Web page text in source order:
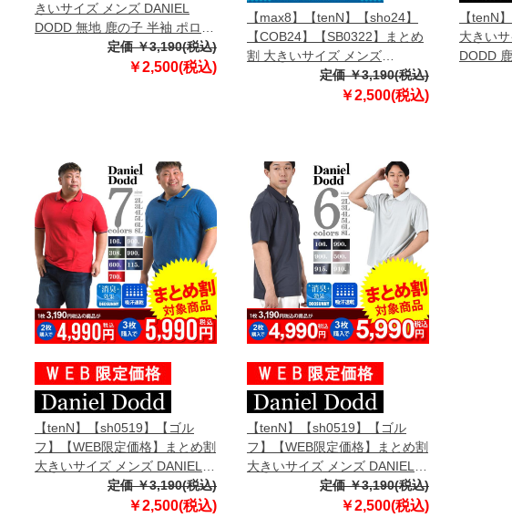
きいサイズ メンズ DANIEL
DODD 無地 鹿の子 半袖 ポロシ
ャツ 吸汗速乾 azpr-009020s
定価 ￥3,190(税込)
￥2,500(税込)
【max8】【tenN】【sho24】
【COB24】【SB0322】まとめ
割 大きいサイズ メンズ
DANIEL DODD 吸汗速乾 半袖
無地 スポーツ ポロシャツ azpr-
定価 ￥3,190(税込)
￥2,500(税込)
【tenN
大きい
DODD
azpr-
【tenN】【sh0519】【ゴル
フ】【WEB限定価格】まとめ割
大きいサイズ メンズ DANIEL
DODD 吸汗速乾 鹿の子 ライン
入 半袖 ポロシャツ azpr-
定価 ￥3,190(税込)
￥2,500(税込)
【tenN】【sh0519】【ゴル
フ】【WEB限定価格】まとめ割
大きいサイズ メンズ DANIEL
DODD 無地 半袖 スポーツ ポロ
シャツ 吸汗速乾 azpr-009008
定価 ￥3,190(税込)
￥2,500(税込)